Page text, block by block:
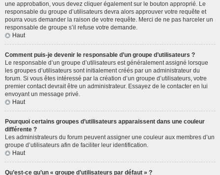
une approbation, vous devez cliquer également sur le bouton approprié. Le
responsable du groupe d’utilisateurs devra alors approuver votre requête et
pourra vous demander la raison de votre requête. Merci de ne pas harceler un
responsable de groupe s’il refuse votre demande.
Haut
Comment puis-je devenir le responsable d’un groupe d’utilisateurs ?
Le responsable d’un groupe d’utilisateurs est généralement assigné lorsque
les groupes d’utilisateurs sont initialement créés par un administrateur du
forum. Si vous êtes intéressé par la création d’un groupe d’utilisateurs, votre
premier contact devrait être un administrateur. Essayez de le contacter en lui
envoyant un message privé.
Haut
Pourquoi certains groupes d’utilisateurs apparaissent dans une couleur
différente ?
Les administrateurs du forum peuvent assigner une couleur aux membres d’un
groupe d’utilisateurs afin de faciliter leur identification.
Haut
Qu’est-ce qu’un « groupe d’utilisateurs par défaut » ?